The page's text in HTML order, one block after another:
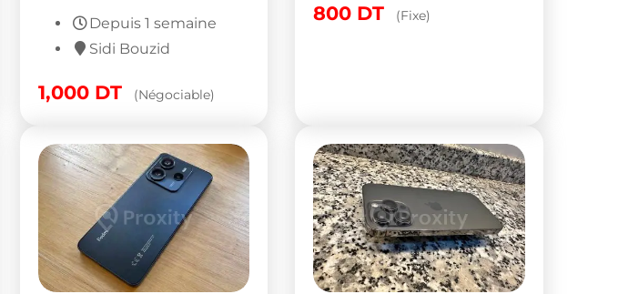
Depuis 1 semaine
Sidi Bouzid
1,000 DT (Négociable)
800 DT (Fixe)